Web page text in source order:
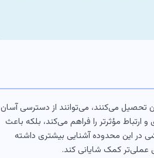
تحصیل می‌کنند، می‌توانند از دسترسی آسان
مؤثرتر را فراهم می‌کند، بلکه باعث
در این محدوده آشنایی بیشتری داشته
عملی‌تر کمک شایانی کند.